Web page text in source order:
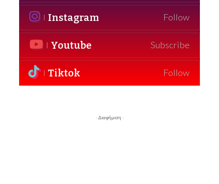
Instagram Follow
Youtube Subscribe
Tiktok Follow
- Διαφήμιση -